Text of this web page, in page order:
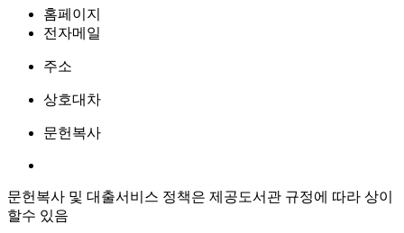
홈페이지
전자메일
주소
상호대차
문헌복사
문헌복사 및 대출서비스 정책은 제공도서관 규정에 따라 상이
할수 있음